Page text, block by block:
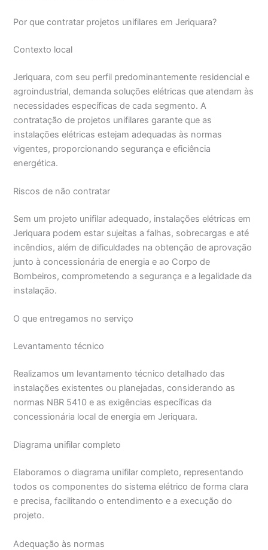
Por que contratar projetos unifilares em Jeriquara?
Contexto local
Jeriquara, com seu perfil predominantemente residencial e
agroindustrial, demanda soluções elétricas que atendam às
necessidades específicas de cada segmento. A
contratação de projetos unifilares garante que as
instalações elétricas estejam adequadas às normas
vigentes, proporcionando segurança e eficiência
energética.
Riscos de não contratar
Sem um projeto unifilar adequado, instalações elétricas em
Jeriquara podem estar sujeitas a falhas, sobrecargas e até
incêndios, além de dificuldades na obtenção de aprovação
junto à concessionária de energia e ao Corpo de
Bombeiros, comprometendo a segurança e a legalidade da
instalação.
O que entregamos no serviço
Levantamento técnico
Realizamos um levantamento técnico detalhado das
instalações existentes ou planejadas, considerando as
normas NBR 5410 e as exigências específicas da
concessionária local de energia em Jeriquara.
Diagrama unifilar completo
Elaboramos o diagrama unifilar completo, representando
todos os componentes do sistema elétrico de forma clara
e precisa, facilitando o entendimento e a execução do
projeto.
Adequação às normas